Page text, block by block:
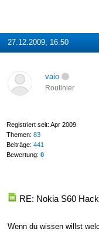
27.12.2009, 16:50
vaio
Routinier
Registriert seit: Apr 2009
Themen: 83
Beiträge: 441
Bewertung: 0
RE: Nokia S60
Wenn du wissen willst